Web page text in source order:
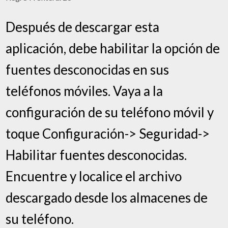
Después de descargar esta
aplicación, debe habilitar la opción de
fuentes desconocidas en sus
teléfonos móviles. Vaya a la
configuración de su teléfono móvil y
toque Configuración-> Seguridad->
Habilitar fuentes desconocidas.
Encuentre y localice el archivo
descargado desde los almacenes de
su teléfono.